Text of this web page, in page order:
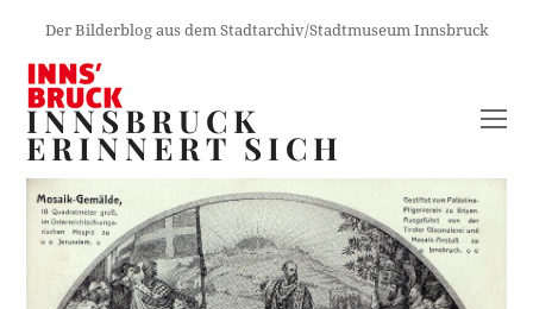
Der Bilderblog aus dem Stadtarchiv/Stadtmuseum Innsbruck
INNSBRUCK
ERINNERT SICH